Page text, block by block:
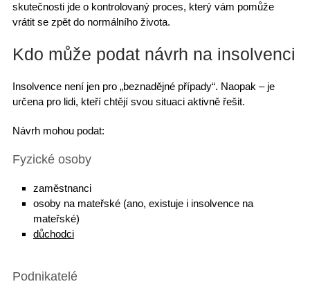
skutečnosti jde o kontrolovaný proces, který vám pomůže
vrátit se zpět do normálního života.
Kdo může podat návrh na insolvenci
Insolvencenení jen pro „beznadějné případy“. Naopak – je
určena pro lidi, kteří chtějí svou situaci aktivně řešit.
Návrh mohou podat:
Fyzické osoby
zaměstnanci
osoby na mateřské (ano, existuje i insolvence na
mateřské)
důchodci
Podnikatelé